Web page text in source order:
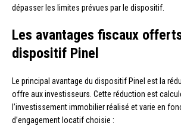
dépasser les limites prévues par le dispositif.
Les avantages fiscaux
dispositif Pinel
Le principal avantage du dispositif Pinel est la
offre aux investisseurs. Cette réduction est
l’investissement immobilier réalisé et varie en
d’engagement locatif choisie :